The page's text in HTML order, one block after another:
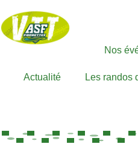
Nos
Actualité Les randos